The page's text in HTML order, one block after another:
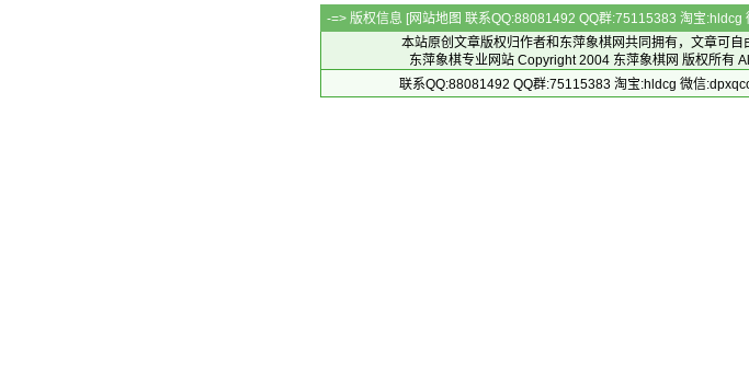
-=> 版权信息 [网站地图 联系QQ:88081492 QQ群:75115383 淘宝:hldcg
本站原创文章版权归作者和 东萍象棋网共同拥有，文章可自
东萍象棋专业网站 Copyright 2004 东萍象棋网 版权所有
联系QQ:88081492 QQ群:75115383 淘宝:hldcg 微信